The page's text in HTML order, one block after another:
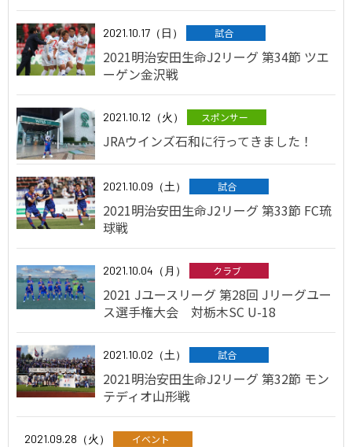
2021.10.17（日） 試合
2021明治安田生命J2リーグ 第34節 ツエ
ーゲン金沢戦
2021.10.12（火） スポンサー
JRAウインズ石和に行ってきました！
2021.10.09（土） 試合
2021明治安田生命J2リーグ 第33節 FC琉
球戦
2021.10.04（月） クラブ
2021 Jユースリーグ 第28回 Jリーグユー
ス選手権大会 対栃木SC U-18
2021.10.02（土） 試合
2021明治安田生命J2リーグ 第32節 モン
テディオ山形戦
2021.09.28（火） イベント